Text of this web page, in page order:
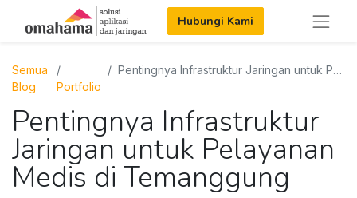
Hubungi Kami
Semua
Blog
Portfolio
Pentingnya Infrastruktur Jaringan untuk Pelayanan Medis di Temanggung
Pentingnya Infrastruktur
Jaringan untuk Pelayanan
Medis di Temanggung